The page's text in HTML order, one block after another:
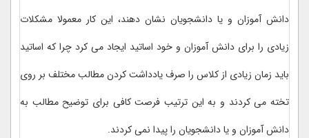
دانش آموزان و یا دانشجویان نشان دهند، این کار معمولا مشکلات
زیادی را برای دانش آموزان و خود اساتید ایجاد می کرد چرا که اساتید
باید زمان زیادی از کلاس را صرف یادداشت کردن مطالب مختلف بر روی
تخته می کردند و به این ترتیب فرصت کافی برای توضیح مطالب به
دانش آموزان و یا دانشجویان را پیدا نمی کردند.